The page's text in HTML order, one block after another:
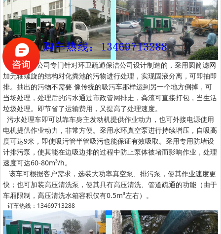
该车是我公司专门针对环卫疏通保洁公司设计制造的，采用圆筒滤网
加无轴螺旋的结构对化粪池的污物进行处理，实现固液分离，可即抽即
排。抽出的污物不需要 像传统的吸污车那样运到另一个地方倒掉，可
当场处理，处理后的污水通过市政管网排走，粪渣可直接打包，当生活
垃圾处理。即节省了运输费用，又提高了处理速度。
污水处理车即可以靠车身主发动机提供作业动力，也可外接电源使用
电机提供作业动力，非常方便。采用水环真空泵进行持续增压，自吸高
度可达9米，即使吸污管半管吸污也能保证有效吸取。采用专用防堵设
计排污泵，使其能在边吸边排的过程中防止泵体被堵而影响作业，处理
速度可达60-80m³/h。
该车可根据客户需求，选装大功率真空泵、排污泵，使其作业速度更
快；也可加装高压清洗泵，使其具有高压清洗、管道疏通的功能（由于
车厢限制，高压清洗水箱容积仅有0.5m³左右）。
订车热线：13469713288